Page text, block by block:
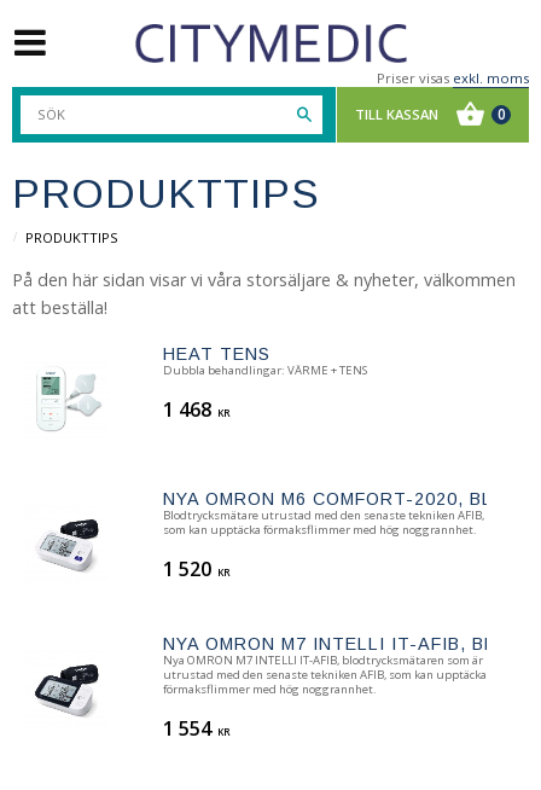
Priser visas exkl. moms
PRODUKTTIPS
PRODUKTTIPS
På den här sidan visar vi våra storsäljare & nyheter, välkommen
att beställa!
HEAT TENS
Dubbla behandlingar: VÄRME + TENS
1 468 KR
NYA OMRON M6 COMFORT-2020,
Blodtrycksmätare utrustad med den senaste tekniken AFIB,
som kan upptäcka förmaksflimmer med hög noggrannhet.
1 520 KR
​NYA OMRON M7 INTELLI IT-AFIB,
​Nya OMRON M7 INTELLI IT-AFIB, blodtrycksmätaren som är
utrustad med den senaste tekniken AFIB, som kan upptäcka
förmaksflimmer med hög noggrannhet.
1 554 KR